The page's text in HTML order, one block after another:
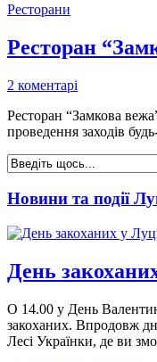
Ресторани
Ресторан
2 коментарі
Ресторан “Замкова
проведення заходів
Новини та події
День
О 14.00 у День
закоханих. Впродовж
Лесі Українки, де ви